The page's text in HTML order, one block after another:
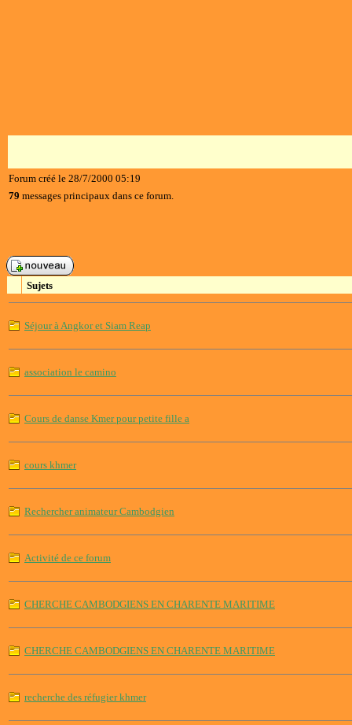
Forum créé le 28/7/2000 05:19
79 messages principaux dans ce forum.
Sujets
Séjour à Angkor et Siam Reap
association le camino
Cours de danse Kmer pour petite fille a
cours khmer
Rechercher animateur Cambodgien
Activité de ce forum
CHERCHE CAMBODGIENS EN CHARENTE MARITIME
CHERCHE CAMBODGIENS EN CHARENTE MARITIME
recherche des réfugier khmer